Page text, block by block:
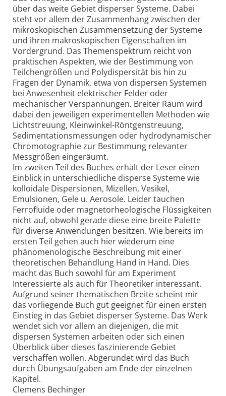
über das weite Gebiet disperser Systeme. Dabei
steht vor allem der Zusammenhang zwischen der
mikroskopischen Zusammensetzung der Systeme
und ihren makroskopischen Eigenschaften im
Vordergrund. Das Themenspektrum reicht von
praktischen Aspekten, wie der Bestimmung von
Teilchengrößen und Polydispersität bis hin zu
Fragen der Dynamik, etwa von dispersen Systemen
bei Anwesenheit elektrischer Felder oder
mechanischer Verspannungen. Breiter Raum wird
dabei den jeweiligen experimentellen Methoden wie
Lichtstreuung, Kleinwinkel-Röntgenstreuung,
Sedimentationsmessungen oder hydrodynamischer
Chromotographie zur Bestimmung relevanter
Messgrößen eingeräumt.
Im zweiten Teil des Buches erhält der Leser einen
Einblick in unterschiedliche disperse Systeme wie
kolloidale Dispersionen, Mizellen, Vesikel,
Emulsionen, Gele u. Aerosole. Leider tauchen
Ferrofluide oder magnetorheologische Flüssigkeiten
nicht auf, obwohl gerade diese eine breite Palette
für diverse Anwendungen besitzen. Wie bereits im
ersten Teil gehen auch hier wiederum eine
phänomenologische Beschreibung mit einer
theoretischen Behandlung Hand in Hand. Dies
macht das Buch sowohl für am Experiment
Interessierte als auch für Theoretiker interessant.
Aufgrund seiner thematischen Breite scheint mir
das vorliegende Buch gut geeignet für einen ersten
Einstieg in das Gebiet disperser Systeme. Das Werk
wendet sich vor allem an diejenigen, die mit
dispersen Systemen arbeiten oder sich einen
Überblick über dieses faszinierende Gebiet
verschaffen wollen. Abgerundet wird das Buch
durch Übungsaufgaben am Ende der einzelnen
Kapitel.
Clemens Bechinger